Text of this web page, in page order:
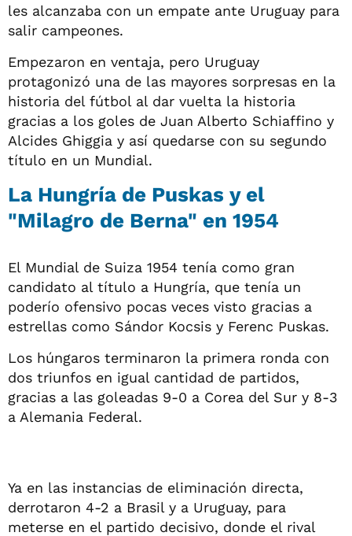
les alcanzaba con un empate ante Uruguay para
salir campeones.
Empezaron en ventaja, pero Uruguay
protagonizó una de las mayores sorpresas en la
historia del fútbol al dar vuelta la historia
gracias a los goles de Juan Alberto Schiaffino y
Alcides Ghiggia y así quedarse con su segundo
título en un Mundial.
La Hungría de Puskas y el
"Milagro de Berna" en 1954
El Mundial de Suiza 1954 tenía como gran
candidato al título a Hungría, que tenía un
poderío ofensivo pocas veces visto gracias a
estrellas como Sándor Kocsis y Ferenc Puskas.
Los húngaros terminaron la primera ronda con
dos triunfos en igual cantidad de partidos,
gracias a las goleadas 9-0 a Corea del Sur y 8-3
a Alemania Federal.
Ya en las instancias de eliminación directa,
derrotaron 4-2 a Brasil y a Uruguay, para
meterse en el partido decisivo, donde el rival